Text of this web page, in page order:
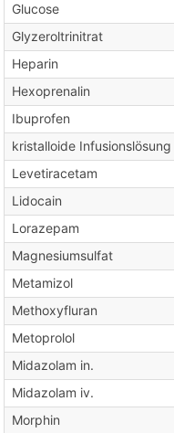
Glucose
Glyzeroltrinitrat
Heparin
Hexoprenalin
Ibuprofen
kristalloide Infusionslösung
Levetiracetam
Lidocain
Lorazepam
Magnesiumsulfat
Metamizol
Methoxyfluran
Metoprolol
Midazolam in.
Midazolam iv.
Morphin